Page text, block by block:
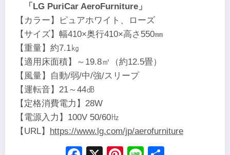
「LG PuriCar AeroFurniture」
【カラー】ピュアホワイト、ローズ
【サイズ】幅410×奥行410×高さ550㎜
【重量】約7.1㎏
【適用床面積】～19.8㎡（約12.5畳）
【風量】自動/弱/中/強/スリープ
【運転音】21～44㏈
【定格消費電力】28W
【電源入力】100V 50/60㎐
【URL】 https://www.lg.com/jp/aerofurniture